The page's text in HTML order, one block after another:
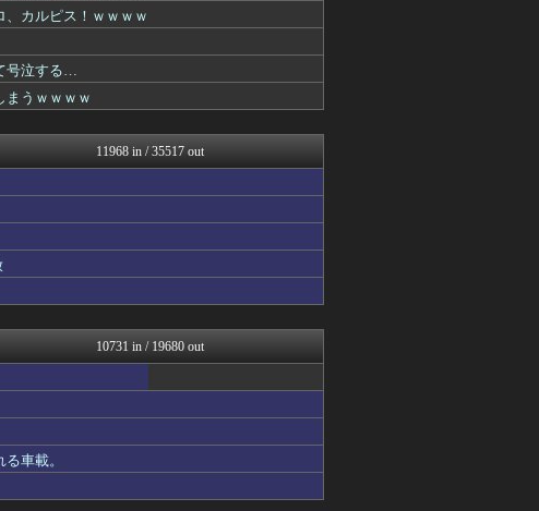
ぶる速-VIP
なんじぇいスタジアム＠なん...
...
すらるど - 海外の反応
ゲーム魔人
なんじぇいスタジアム＠なん...
キニ速
アルファルファモザイク＠ネ...
りぷらい速報
アニはつ -アニメ発信場-
NEWSぽけまとめーる
世界はグーチョキパー
...
育児板拾い読み
ガンダムブログ（情報戦仕様...
カルピス！ｗｗｗｗ
号泣する…
まうｗｗｗｗ
11968 in / 35517 out
10731 in / 19680 out
車載。